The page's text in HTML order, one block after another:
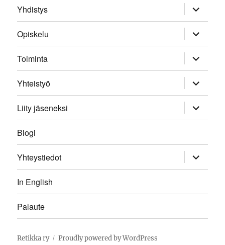
Yhdistys expand
child
menu
Opiskelu
expand
child
menu
Toiminta
expand
child
menu
Yhteistyö
expand
child
menu
Liity jäseneksi
expand
child
menu
Blogi
Yhteystiedot expand
child
menu
In English
Palaute
Retikka ry Proudly powered by WordPress